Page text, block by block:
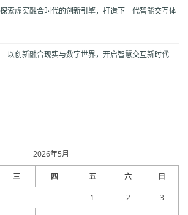
索虚实融合时代的创新引擎，打造下一代智能交互体
创新融合现实与数字世界，开启智慧交互新时代
2026年5月
三 四 五 六 日
1 2 3